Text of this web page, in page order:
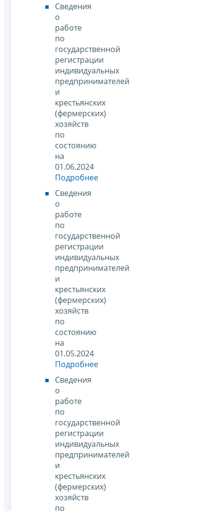
Сведения
о
работе
по
государственной
регистрации
индивидуальных
предпринимателей
и
крестьянских
(фермерских)
хозяйств
по
состоянию
на
01.06.2024
Подробнее
Сведения
о
работе
по
государственной
регистрации
индивидуальных
предпринимателей
и
крестьянских
(фермерских)
хозяйств
по
состоянию
на
01.05.2024
Подробнее
Сведения
о
работе
по
государственной
регистрации
индивидуальных
предпринимателей
и
крестьянских
(фермерских)
хозяйств
по